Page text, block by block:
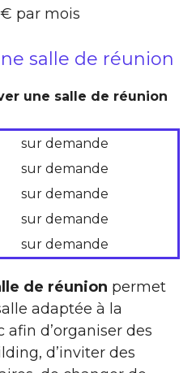
par mois
salle de réunion
une salle de réunion
sur demande
sur demande
sur demande
sur demande
sur demande
de réunion permet
adaptée à la
afin d’organiser des
d’inviter des